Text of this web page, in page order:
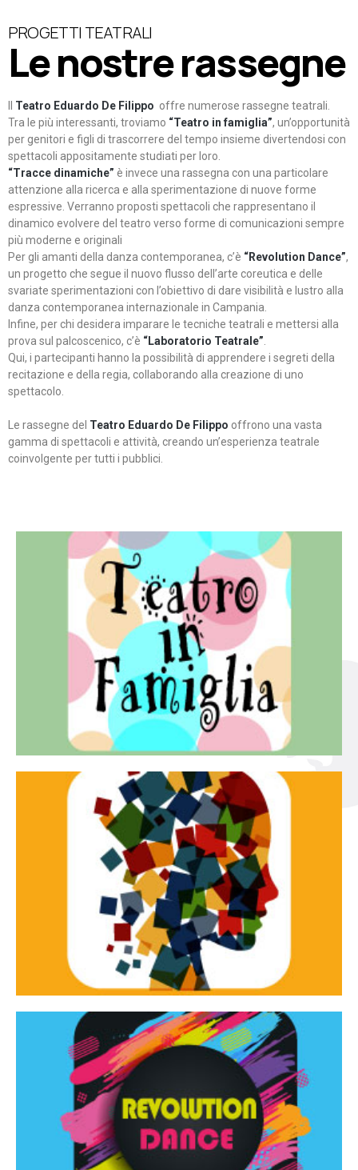
PROGETTI TEATRALI
Le nostre rassegne
Teatro Eduardo De Filippo offre numerose rassegne teatrali.
Tra le più interessanti, troviamo “Teatro in famiglia”, un’opportunità
per genitori e figli di trascorrere del tempo insieme divertendosi con
spettacoli appositamente studiati per loro.
“Tracce dinamiche” è invece una rassegna con una particolare
attenzione alla ricerca e alla sperimentazione di nuove forme
espressive. Verranno proposti spettacoli che rappresentano il
dinamico evolvere del teatro verso forme di comunicazioni sempre
più moderne e originali
Per gli amanti della danza contemporanea, c’è “Revolution Dance”,
un progetto che segue il nuovo flusso dell’arte coreutica e delle
svariate sperimentazioni con l’obiettivo di dare visibilità e lustro alla
danza contemporanea internazionale in Campania.
Infine, per chi desidera imparare le tecniche teatrali e mettersi alla
prova sul palcoscenico, c’è “Laboratorio Teatrale”
Qui, i partecipanti hanno la possibilità di apprendere i segreti della
recitazione e della regia, collaborando alla creazione di uno
spettacolo.
Le rassegne del Teatro Eduardo De Filippo offrono una vasta
gamma di spettacoli e attività, creando un’esperienza teatrale
coinvolgente per tutti i pubblici.
Teatro in famiglia
Teatro In Famiglia è una rassegna di teatro concepita
per far condividere e godere del teatro all’intera
famiglia.
Continua
Tracce dinamiche
Tracce Dinamiche è una rassegna di teatro
d’innovazione e sperimentale.
Continua
Revolution Dance
Rassegna di danza contemporanea – I Edizione